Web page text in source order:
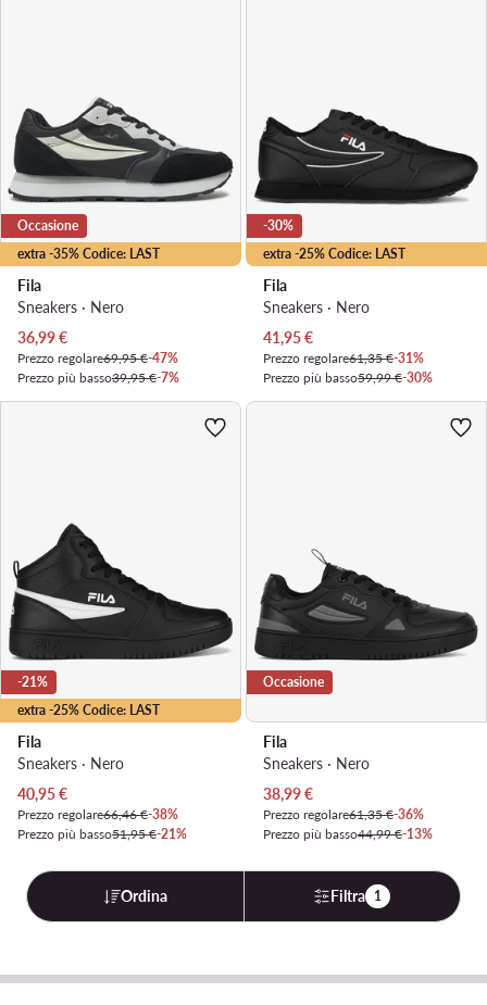
extra -35% Codice: LAST
Occasione
Fila
Sneakers · Nero
Prezzo attuale
36,99€
Prezzo regolare69,95 €-47%
Prezzo più basso39,95 €-7%
extra -25% Codice: LAST
-30%
Fila
Sneakers · Nero
Prezzo attuale
41,95€
Prezzo regolare61,35 €-31%
Prezzo più basso59,99 €-30%
extra -25% Codice: LAST
-21%
Fila
Sneakers · Nero
Prezzo attuale
40,95€
Prezzo regolare66,46 €-38%
Prezzo più basso51,95 €-21%
Occasione
Fila
Sneakers · Nero
Prezzo attuale
38,99€
Prezzo regolare61,35 €-36%
Prezzo più basso44,99 €-13%
Ordina Filtra 1